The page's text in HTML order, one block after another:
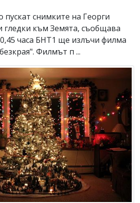
пускат снимките на Георги
гледки към Земята, съобщава
часа БНТ1 ще излъчи филма
Филмът п ...